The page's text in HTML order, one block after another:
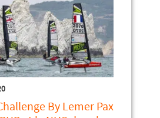
By Lemer Pax